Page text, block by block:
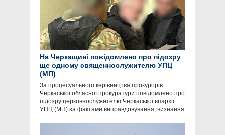
На Черкащині повідомлено про підозру
ще одному священнослужителю УПЦ
(МП)
За процесуального керівництва прокурорів
Черкаської обласної прокуратури повідомлено про
підозру церковнослужителю Черкаської єпархії
УПЦ (МП) за фактами виправдовування, визнання